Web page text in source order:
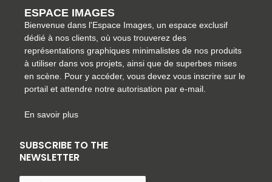
ESPACE IMAGES
Bienvenue dans l'Espace Images, un espace exclusif
dédié à nos clients, où vous trouverez des
représentations graphiques minimalistes de nos produits
à utiliser dans vos projets, ainsi que de superbes mises
en scène. Pour y accéder, vous devez vous inscrire sur le
portail et attendre notre autorisation par e-mail.
En savoir plus
SUBSCRIBE TO THE
NEWSLETTER